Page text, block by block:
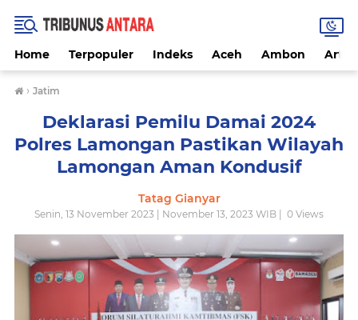
Home Terpopuler Indeks Aceh Ambon
› Jatim
Deklarasi Pemilu Damai 2024
Polres Lamongan Pastikan Wilayah
Lamongan Aman Kondusif
Tatag Gianyar
Senin, 13 November 2023 | November 13, 2023 WIB | 0 Views